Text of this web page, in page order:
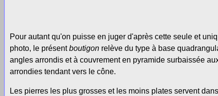
Pour autant qu'on puisse en juger d'après cette seule et
photo, le présentboutigon relève du type à base
angles arrondis et à couvrement en pyramide surbaissée
arrondies tendant vers le cône.
Les pierres les plus grosses et les moins plates servent